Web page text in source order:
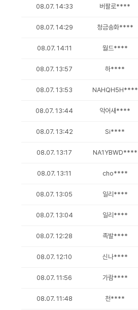
08.07. 14:33 버팔로****
08.07. 14:29 청금송화****
08.07. 14:11 월드****
08.07. 13:57 하****
08.07. 13:53 NAHQH5H****
08.07. 13:44 악어새****
08.07. 13:42 Si****
08.07. 13:17 NA1YBWD****
08.07. 13:11 cho****
08.07. 13:05 일리****
08.07. 13:04 일리****
08.07. 12:28 족발****
08.07. 12:10 신나****
08.07. 11:56 가람****
08.07. 11:48 천****